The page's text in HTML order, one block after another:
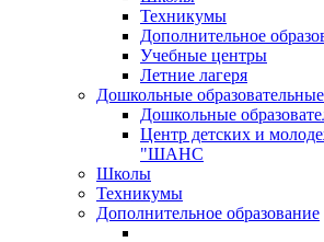
Техникумы
Дополнительное
Учебные центры
Летние лагеря
Дошкольные
Дошкольные
Центр детских и
"ШАНС
Школы
Техникумы
Дополнительное образование